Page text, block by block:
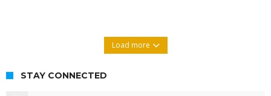
Load more
STAY CONNECTED